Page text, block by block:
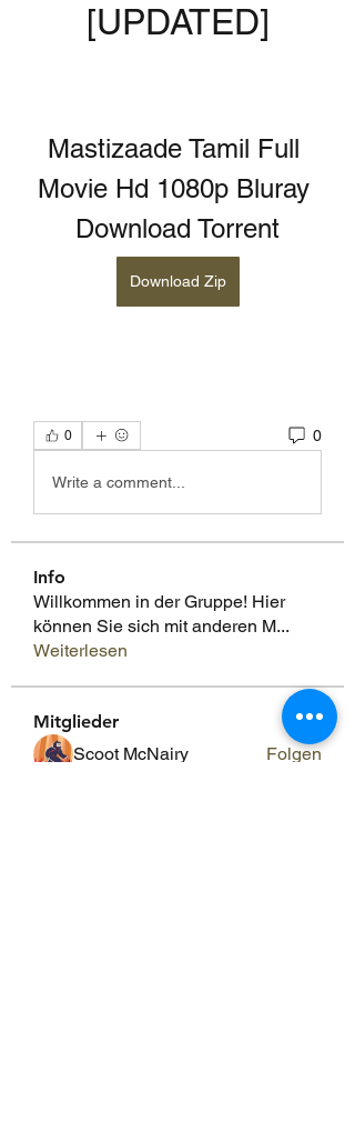
[UPDATED]
Mastizaade Tamil Full
Movie Hd 1080p Bluray
Download Torrent
Download Zip
0 0
Write a comment...
Info
Willkommen in der Gruppe! Hier
können Sie sich mit anderen M...
Weiterlesen
Mitglieder
Scoot McNairy
Folgen